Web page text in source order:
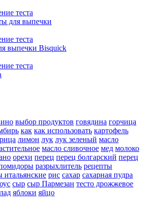
теста
для выпечки
теста
выпечки Bisquick
теста
выбор продуктов говядина горчица
как как использовать картофель
лимон лук лук зеленый масло
масло сливочное мед молоко
орехи перец перец болгарский перец
разрыхлитель рецепты
итальянские рис сахар сахарная пудра
сыр сыр Пармезан тесто дрожжевое
яблоки яйцо